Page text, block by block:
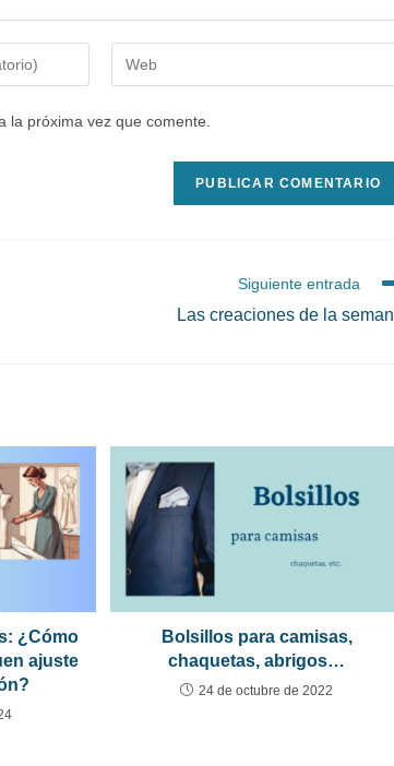
Introduce
la
la próxima vez que comente.
Siguiente entrada
Las creaciones de la
¿Cómo
ajuste
Bolsillos para camisas,
chaquetas, abrigos…
24 de octubre de 2022